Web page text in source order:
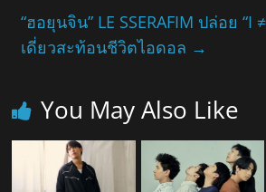
“ฮอยุนจิน” LE SSERAFIM ปล่อย “I
เดี่ยวสะท้อนชีวิตไอดอล →
You May Also Like